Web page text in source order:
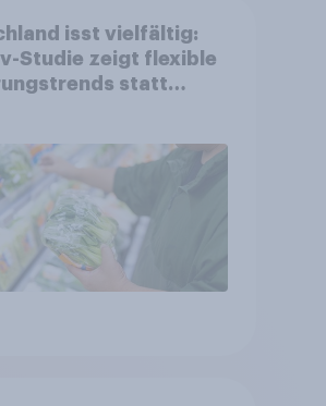
isst vielfältig:
Studie zeigt flexible
statt